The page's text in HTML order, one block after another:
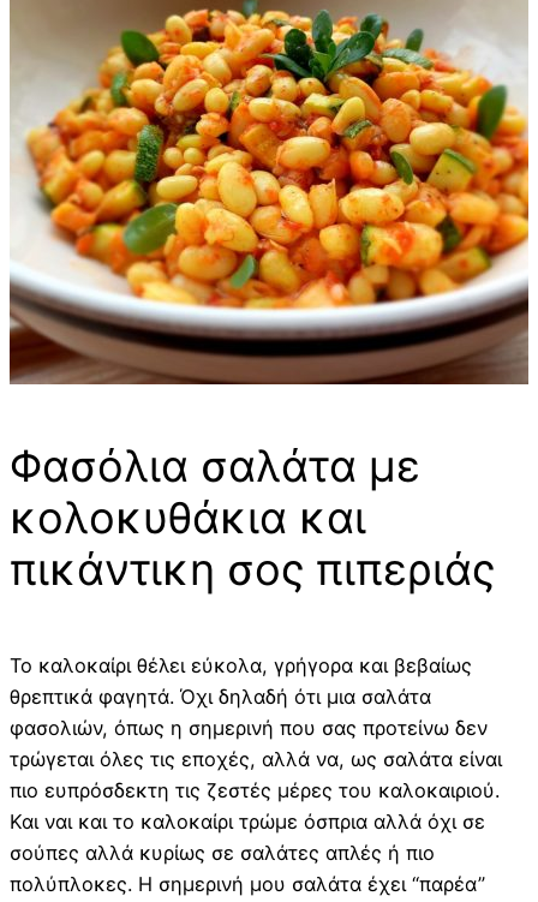
Φασόλια σαλάτα με
κολοκυθάκια και
πικάντικη σος πιπεριάς
Το καλοκαίρι θέλει εύκολα, γρήγορα και βεβαίως
θρεπτικά φαγητά. Όχι δηλαδή ότι μια σαλάτα
φασολιών, όπως η σημερινή που σας προτείνω δεν
τρώγεται όλες τις εποχές, αλλά να, ως σαλάτα είναι
πιο ευπρόσδεκτη τις ζεστές μέρες του καλοκαιριού.
Και ναι και το καλοκαίρι τρώμε όσπρια αλλά όχι σε
σούπες αλλά κυρίως σε σαλάτες απλές ή πιο
πολύπλοκες. Η σημερινή μου σαλάτα έχει “παρέα”